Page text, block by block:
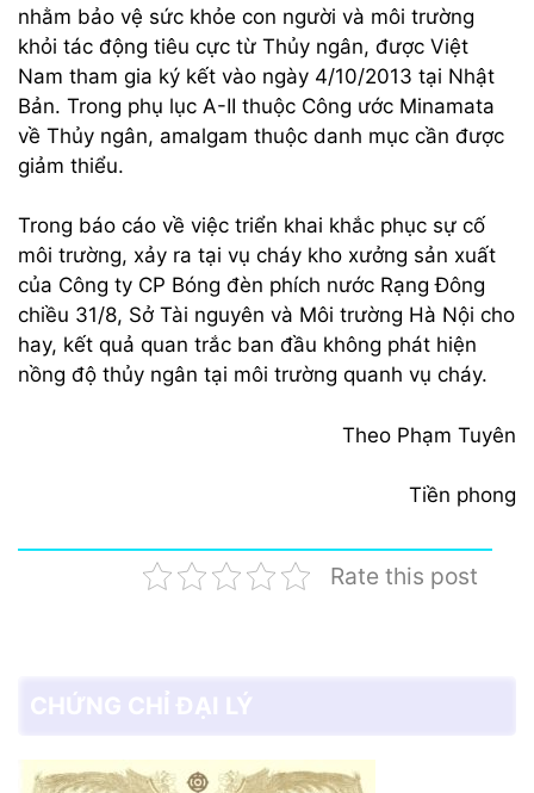
nhằm bảo vệ sức khỏe con người và môi trường
khỏi tác động tiêu cực từ Thủy ngân, được Việt
Nam tham gia ký kết vào ngày 4/10/2013 tại Nhật
Bản. Trong phụ lục A-II thuộc Công ước Minamata
về Thủy ngân, amalgam thuộc danh mục cần được
giảm thiểu.
Trong báo cáo về việc triển khai khắc phục sự cố
môi trường, xảy ra tại vụ cháy kho xưởng sản xuất
của Công ty CP Bóng đèn phích nước Rạng Đông
chiều 31/8, Sở Tài nguyên và Môi trường Hà Nội cho
hay, kết quả quan trắc ban đầu không phát hiện
nồng độ thủy ngân tại môi trường quanh vụ cháy.
Theo Phạm Tuyên
Tiền phong
Rate this post